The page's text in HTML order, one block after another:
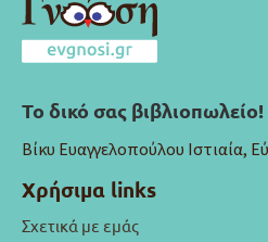
Το δικό σας βιβλιοπωλείο!
Βίκυ Ευαγγελοπούλου Ιστιαία,
Χρήσιμα links
Σχετικά με εμάς